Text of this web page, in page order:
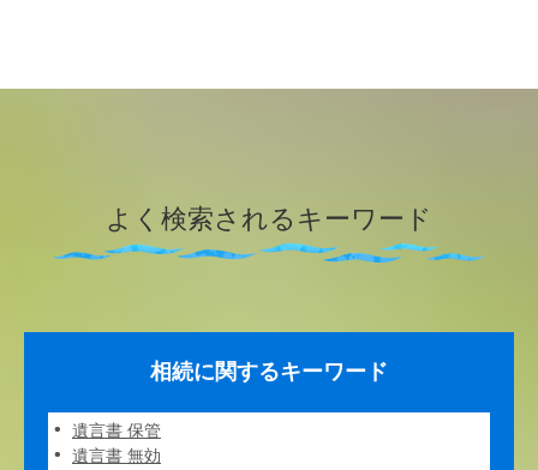
よく検索されるキーワード
相続に関するキーワード
遺言書 保管
遺言書 無効